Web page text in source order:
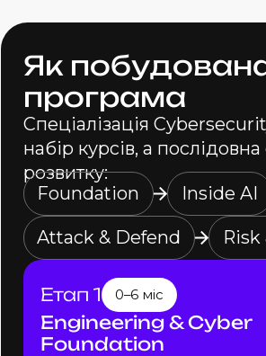
Як побудован
програма
Спеціалізація
набір курсів, а
розвитку:
Foundation
Inside AI
Attack & Defend
Етап 1 0–6 міс
Engineering & Cyber
Foundation